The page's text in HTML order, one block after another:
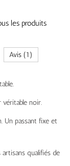
les produits
Avis (1)
véritable noir.
Un passant fixe et
qualifiés de